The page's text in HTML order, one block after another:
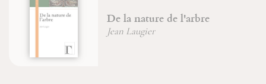
De la nature de l'arbre
Jean Laugier